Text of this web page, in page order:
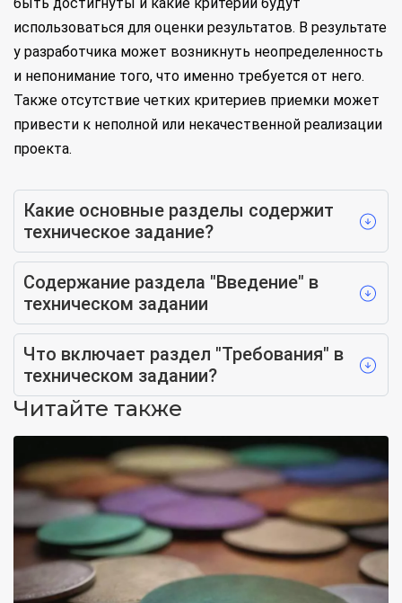
быть достигнуты и какие критерии будут
использоваться для оценки результатов. В результате
у разработчика может возникнуть неопределенность
и непонимание того, что именно требуется от него.
Также отсутствие четких критериев приемки может
привести к неполной или некачественной реализации
проекта.
Какие основные разделы содержит
техническое задание?
Содержание раздела "Введение" в
техническом задании
Что включает раздел "Требования" в
техническом задании?
Читайте также